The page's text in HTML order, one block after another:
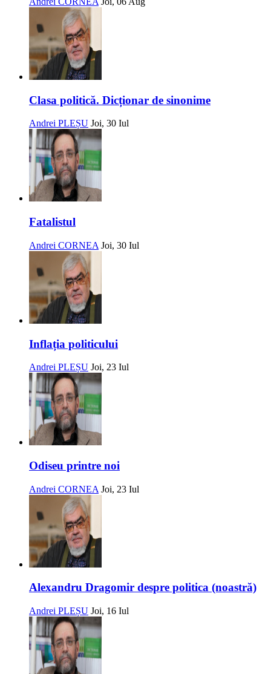
Clasa politică. Dicționar de sinonime
Andrei PLEȘU Joi, 30 Iul
Fatalistul
Andrei CORNEA Joi, 30 Iul
Inflația politicului
Andrei PLEȘU Joi, 23 Iul
Odiseu printre noi
Andrei CORNEA Joi, 23 Iul
Alexandru Dragomir despre politica (noastră)
Andrei PLEȘU Joi, 16 Iul